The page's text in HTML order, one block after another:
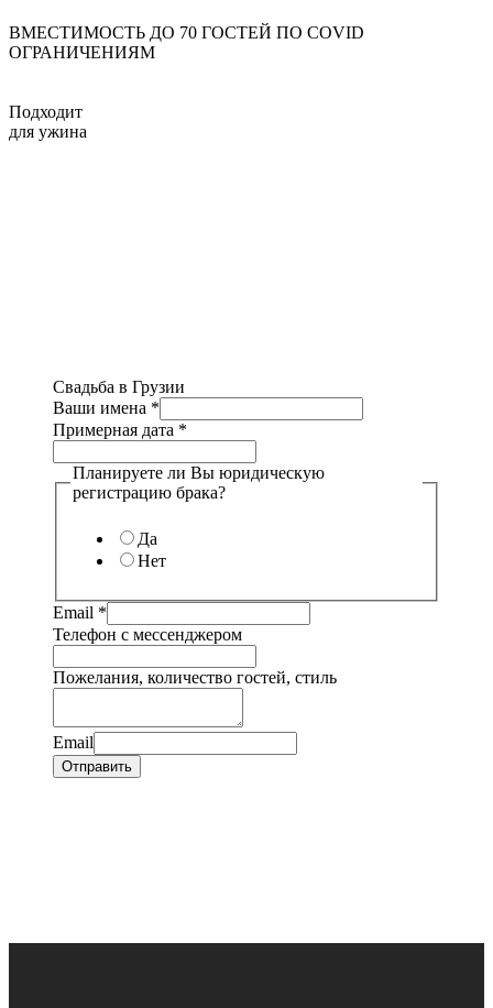
ВМЕСТИМОСТЬ ДО 70 ГОСТЕЙ ПО COVID
ОГРАНИЧЕНИЯМ
Подходит
для ужина
Свадьба в Грузии
Ваши имена *
Примерная дата *
Планируете ли Вы юридическую
регистрацию брака?
Да
Нет
Email *
Телефон с мессенджером
Пожелания, количество гостей, стиль
Email
Отправить